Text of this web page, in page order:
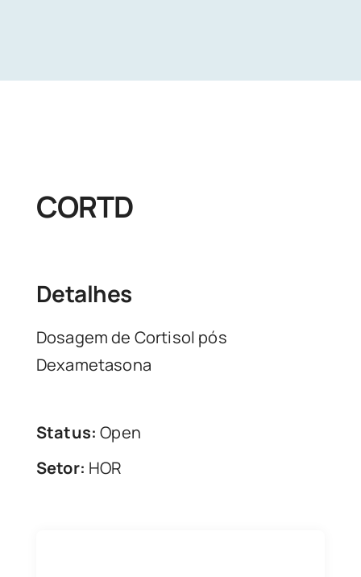
CORTD
Detalhes
Dosagem de Cortisol pós
Dexametasona
Status: Open
Setor: HOR